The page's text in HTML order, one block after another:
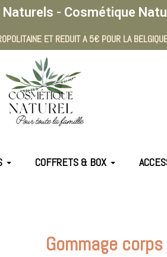
- Cosmétique
ET REDUIT A 5€ POUR LA
COFFRETS & BOX
Gommage